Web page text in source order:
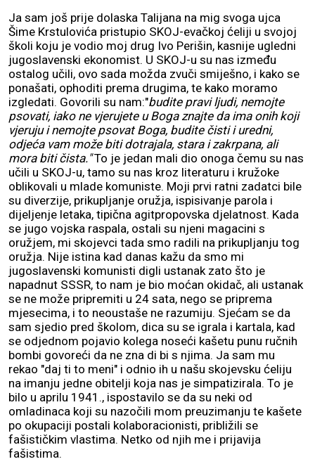
Ja sam još prije dolaska Talijana na mig svoga ujca
Šime Krstulovića pristupio SKOJ-evačkoj ćeliji u svojoj
školi koju je vodio moj drug Ivo Perišin, kasnije ugledni
jugoslavenski ekonomist. U SKOJ-u su nas između
ostalog učili, ovo sada možda zvuči smiješno, i kako se
ponašati, ophoditi prema drugima, te kako moramo
izgledati. Govorili su nam:"budite pravi ljudi, nemojte
psovati, iako ne vjerujete u Boga znajte da ima onih koji
vjeruju i nemojte psovat Boga, budite čisti i uredni,
odjeća vam može biti dotrajala, stara i zakrpana, ali
mora biti čista."To je jedan mali dio onoga čemu su nas
učili u SKOJ-u, tamo su nas kroz literaturu i kružoke
oblikovali u mlade komuniste. Moji prvi ratni zadatci bile
su diverzije, prikupljanje oružja, ispisivanje parola i
dijeljenje letaka, tipična agitpropovska djelatnost. Kada
se jugo vojska raspala, ostali su njeni magacini s
oružjem, mi skojevci tada smo radili na prikupljanju tog
oružja. Nije istina kad danas kažu da smo mi
jugoslavenski komunisti digli ustanak zato što je
napadnut SSSR, to nam je bio moćan okidač, ali ustanak
se ne može pripremiti u 24 sata, nego se priprema
mjesecima, i to neoustaše ne razumiju. Sjećam se da
sam sjedio pred školom, dica su se igrala i kartala, kad
se odjednom pojavio kolega noseći kašetu punu ručnih
bombi govoreći da ne zna di bi s njima. Ja sam mu
rekao "daj ti to meni" i odnio ih u našu skojevsku ćeliju
na imanju jedne obitelji koja nas je simpatizirala. To je
bilo u aprilu 1941., ispostavilo se da su neki od
omladinaca koji su nazočili mom preuzimanju te kašete
po okupaciji postali kolaboracionisti, približili se
fašističkim vlastima. Netko od njih me i prijavija
fašistima.